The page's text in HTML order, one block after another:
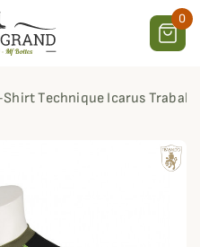
0
Technique Icarus